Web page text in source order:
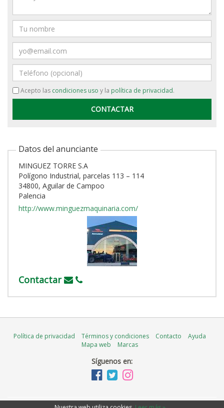
Nombre
Email
Teléfono
Acepto las condiciones uso y la política de privacidad.
Datos del anunciante
MINGUEZ TORRE S.A
Polígono Industrial, parcelas 113 – 114
34800, Aguilar de Campoo
Palencia
http://www.minguezmaquinaria.com/
Contactar
Política de privacidad Términos y condiciones Contacto
Ayuda
Mapa web
Marcas
Síguenos en: